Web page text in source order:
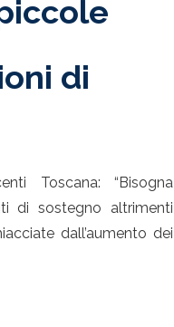
di
Toscana: “Bisogna
di sostegno altrimenti
dall’aumento dei